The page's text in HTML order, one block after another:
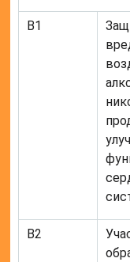
В1
В2